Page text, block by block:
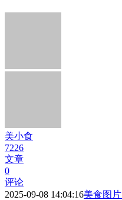
美小食
7226
文章
0
评论
2025-09-08 14:04:16美食图片